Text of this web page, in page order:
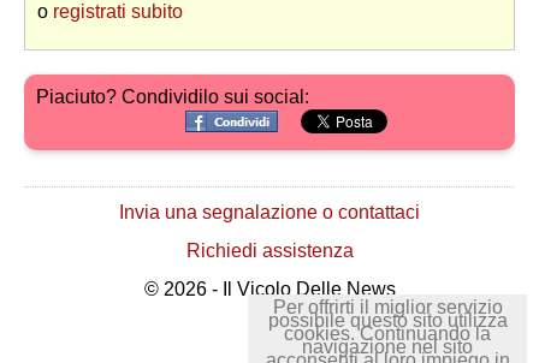
o registrati subito
Piaciuto? Condividilo sui social:
Invia una segnalazione o contattaci
Richiedi assistenza
© 2026 - Il Vicolo Delle News
Per offrirti il miglior servizio
possibile questo sito utilizza
cookies. Continuando la
navigazione nel sito